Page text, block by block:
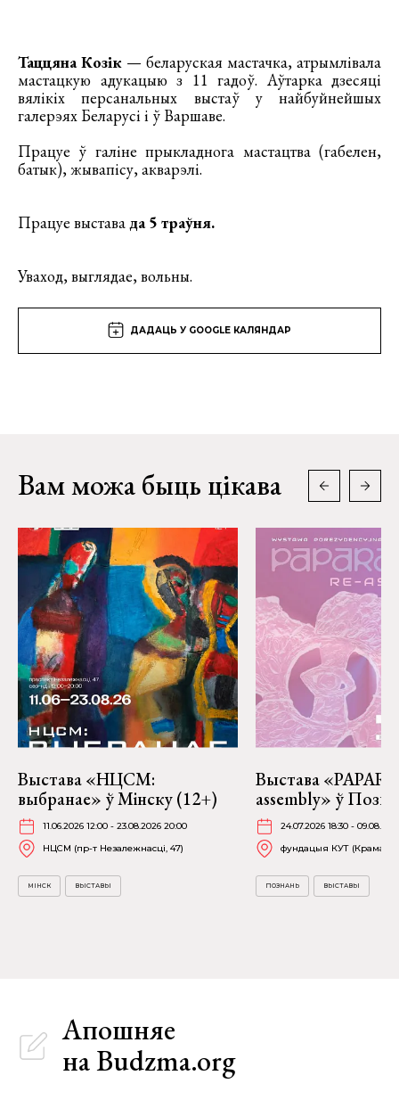
Таццяна Козік — беларуская мастачка, атрымлівала
мастацкую адукацыю з 11 гадоў. Аўтарка дзесяці
вялікіх персанальных выстаў у найбуйнейшых
галерэях Беларусі і ў Варшаве.
Працуе ў галіне прыкладнога мастацтва (габелен,
батык), жывапісу, акварэлі.
Працуе выстава да 5 траўня.
Уваход, выглядае, вольны.
ДАДАЦЬ У GOOGLE КАЛЯНДАР
Вам можа быць цікава
Выстава «НЦСМ:
выбранае» ў Мінску (12+)
11.06.2026 12:00 - 23.08.2026 20:00
НЦСМ (пр-т Незалежнасці, 47)
МІНСК ВЫСТАВЫ
Выстава
assembly» ў
24.07.2026 18:30 -
фундацыя КУТ
ПОЗНАНЬ ВЫСТАВЫ
Апошняе
на Budzma.org